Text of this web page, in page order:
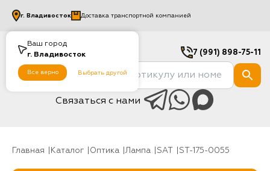
Ваш город
г. Владивосток
Все верно Выбрать другой
г. Владивосток Доставка транспортной компанией
7 (991) 898-75-11
Связаться с нами
Главная Каталог Оптика Лампа SAT ST-175-0055